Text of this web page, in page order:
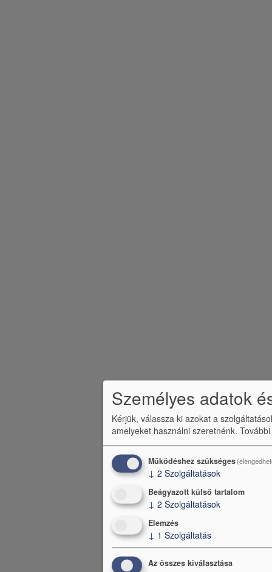
Személyes adatok
Kérjük, válassza ki azokat a
amelyeket használni szeretnénk.
Működéshez szükséges
↓ 2 Szolgáltatások
Beágyazott külső tartalom
↓ 2 Szolgáltatások
Elemzés
↓ 1 Szolgáltatás
Az összes kiválasztása